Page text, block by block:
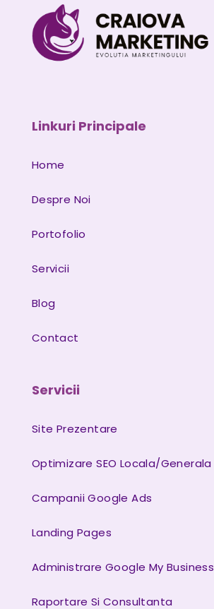
Linkuri Principale
Home
Despre Noi
Portofolio
Servicii
Blog
Contact
Servicii
Site Prezentare
Optimizare SEO Locala/Generala
Campanii Google Ads
Landing Pages
Administrare Google My Business
Raportare Si Consultanta